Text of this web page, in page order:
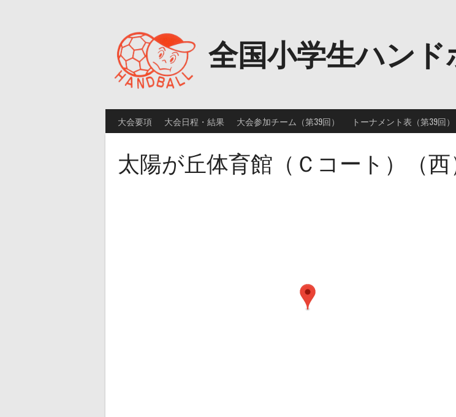
全国小学生ハン
大会要項 大会日程・結果 大会参加チーム（第39回） トーナメント表（第39回）
太陽が丘体育館（Ｃコート）（西